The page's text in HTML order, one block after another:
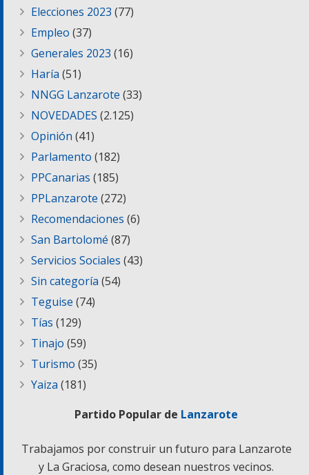
Elecciones 2023 (77)
Empleo (37)
Generales 2023 (16)
Haría (51)
NNGG Lanzarote (33)
NOVEDADES (2.125)
Opinión (41)
Parlamento (182)
PPCanarias (185)
PPLanzarote (272)
Recomendaciones (6)
San Bartolomé (87)
Servicios Sociales (43)
Sin categoría (54)
Teguise (74)
Tías (129)
Tinajo (59)
Turismo (35)
Yaiza (181)
Partido Popular de Lanzarote
Trabajamos por construir un futuro para Lanzarote
y La Graciosa, como desean nuestros vecinos.